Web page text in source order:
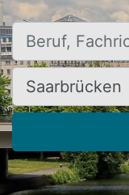
Beruf,
Ort, Stadt